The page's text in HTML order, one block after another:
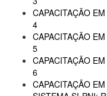
CAPACITAÇÃO
4
CAPACITAÇÃO
5
CAPACITAÇÃO
6
CAPACITAÇÃO